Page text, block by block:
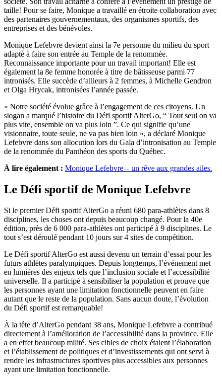
taille! Pour se faire, Monique a travaillé en étroite collaboration avec
des partenaires gouvernementaux, des organismes sportifs, des
entreprises et des bénévoles.
Monique Lefebvre devient ainsi la 7e personne du milieu du sport
adapté à faire son entrée au Temple de la renommée.
Reconnaissance importante pour un travail important! Elle est
également la 8e femme honorée à titre de bâtisseuse parmi 77
intronisés. Elle succède d’ailleurs à 2 femmes, à Michelle Gendron
et Olga Hrycak, intronisées l’année passée.
« Notre société évolue grâce à l’engagement de ces citoyens. Un
slogan a marqué l’histoire du Défi sportif AlterGo, “ Tout seul on va
plus vite, ensemble on va plus loin ”. Ce qui signifie qu’une
visionnaire, toute seule, ne va pas bien loin », a déclaré Monique
Lefebvre dans son allocution lors du Gala d’intronisation au Temple
de la renommée du Panthéon des sports du Québec.
À lire également : Monique Lefebvre – un rêve aux grandes ailes.
Le Défi sportif de Monique Lefebvre
Si le premier Défi sportif AlterGo a réuni 680 para-athlètes dans 8
disciplines, les choses ont depuis beaucoup changé. Pour la 40e
édition, près de 6 000 para-athlètes ont participé à 9 disciplines. Le
tout s’est déroulé pendant 10 jours sur 4 sites de compétition.
Le Défi sportif AlterGo est aussi devenu un terrain d’essai pour les
futurs athlètes paralympiques. Depuis longtemps, l’événement met
en lumières des enjeux tels que l’inclusion sociale et l’accessibilité
universelle. Il a participé à sensibiliser la population et prouve que
les personnes ayant une limitation fonctionnelle peuvent en faire
autant que le reste de la population. Sans aucun doute, l’évolution
du Défi sportif est remarquable!
À la tête d’AlterGo pendant 38 ans, Monique Lefebvre a contribué
directement à l’amélioration de l’accessibilité dans la province. Elle
a en effet beaucoup milité. Ses cibles de choix étaient l’élaboration
et l’établissement de politiques et d’investissements qui ont servi à
rendre les infrastructures sportives plus accessibles aux personnes
ayant une limitation fonctionnelle.